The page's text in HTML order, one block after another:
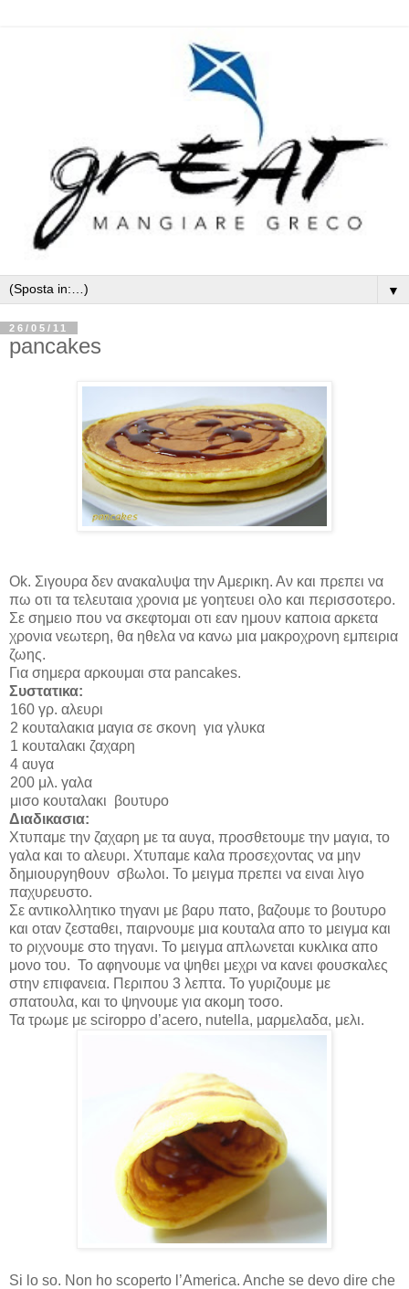
▼
26/05/11
pancakes
Ok. Σιγουρα δεν ανακαλυψα την Αμερικη. Αν και πρεπει να
πω οτι τα τελευταια χρονια με γοητευει ολο και περισσοτερο.
Σε σημειο που να σκεφτομαι οτι εαν ημουν καποια αρκετα
χρονια νεωτερη, θα ηθελα να κανω μια μακροχρονη εμπειρια
ζωης.
Για σημερα αρκουμαι στα pancakes.
Συστατικα:
160 γρ. αλευρι
2 κουταλακια μαγια σε σκονη για γλυκα
1 κουταλακι ζαχαρη
4 αυγα
200 μλ. γαλα
μισο κουταλακι βουτυρο
Διαδικασια:
Χτυπαμε την ζαχαρη με τα αυγα, προσθετουμε την μαγια, το
γαλα και το αλευρι. Χτυπαμε καλα προσεχοντας να μην
δημιουργηθουν σβωλοι. Το μειγμα πρεπει να ειναι λιγο
παχυρευστο.
Σε αντικολλητικο τηγανι με βαρυ πατο, βαζουμε το βουτυρο
και οταν ζεσταθει, παιρνουμε μια κουταλα απο το μειγμα και
το ριχνουμε στο τηγανι. Το μειγμα απλωνεται κυκλικα απο
μονο του. Το αφηνουμε να ψηθει μεχρι να κανει φουσκαλες
στην επιφανεια. Περιπου 3 λεπτα. Το γυριζουμε με
σπατουλα, και το ψηνουμε για ακομη τοσο.
Τα τρωμε με sciroppo d’acero, nutella, μαρμελαδα, μελι.
Si lo so. Non ho scoperto l’America. Anche se devo dire che